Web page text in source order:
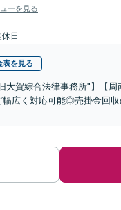
ーを見る
日
表を見る
大賀綜合法律事務所"】【
広く対応可能◎売掛金回